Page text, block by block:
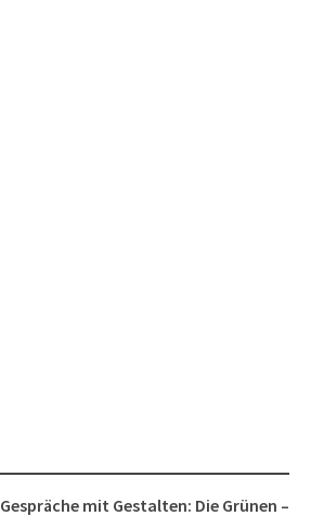
Gespräche mit Gestalten: Die Grünen –